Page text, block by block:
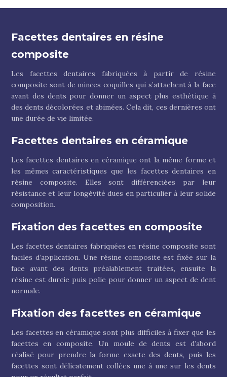
Facettes dentaires en résine
composite
Les facettes dentaires fabriquées à partir de résine
composite sont de minces coquilles qui s’attachent à la face
avant des dents pour donner un aspect plus esthétique à
des dents décolorées et abimées. Cela dit, ces dernières ont
une durée de vie limitée.
Facettes dentaires en céramique
Les facettes dentaires en céramique ont la même forme et
les mêmes caractéristiques que les facettes dentaires en
résine composite. Elles sont différenciées par leur
résistance et leur longévité dues en particulier à leur solide
composition.
Fixation des facettes en composite
Les facettes dentaires fabriquées en résine composite sont
faciles d’application. Une résine composite est fixée sur la
face avant des dents préalablement traitées, ensuite la
résine est durcie puis polie pour donner un aspect de dent
normale.
Fixation des facettes en céramique
Les facettes en céramique sont plus difficiles à fixer que les
facettes en composite. Un moule de dents est d’abord
réalisé pour prendre la forme exacte des dents, puis les
facettes sont délicatement collées une à une sur les dents